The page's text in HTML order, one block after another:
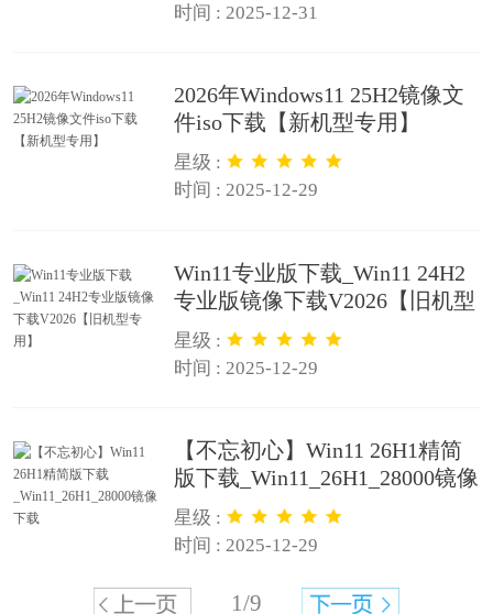
时间 : 2025-12-31
2026年Windows11 25H2镜像文
件iso下载【新机型专用】
星级 :
时间 : 2025-12-29
Win11专业版下载_Win11 24H2
专业版镜像下载V2026【旧机型
专用】
星级 :
时间 : 2025-12-29
【不忘初心】Win11 26H1精简
版下载_Win11_26H1_28000镜像
下载
星级 :
时间 : 2025-12-29
1/9